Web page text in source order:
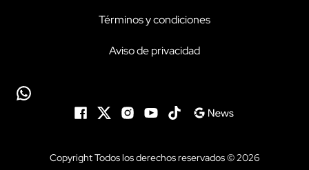
Términos y condiciones
Aviso de privacidad
Copyright Todos los derechos reservados © 2026